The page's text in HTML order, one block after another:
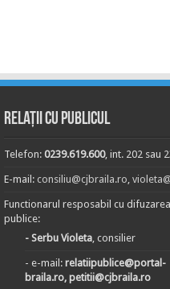
Relații cu publicul
Telefon: 0239.619.600, int. 202 sau
E-mail: consiliu@cjbraila.ro,
Functionarul resposabil cu
publice:
- Serbu Violeta, consilier
- e-mail: relatiipublice@portal-
braila.ro, petitii@cjbraila.ro